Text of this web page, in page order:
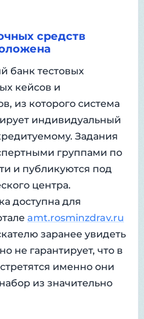
средств
банк тестовых
кейсов и
из которого система
индивидуальный
Задания
группами по
и публикуются под
центра.
доступна для
amt.rosminzdrav.ru
заранее увидеть
не гарантирует, что в
именно они
из значительно